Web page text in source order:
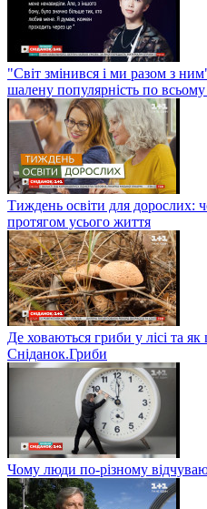
"Світ змінився і ми разом з
шалену популярність по всьому
Тиждень освіти для дорослих:
протягом усього життя
Де ховаються гриби у лісі та
Сніданок.Гриби
Чому люди по-різному